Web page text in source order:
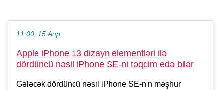
11:00, 15 Апр
Apple iPhone 13 dizayn elementləri ilə
dördüncü nəsil iPhone SE-ni təqdim edə bilər
Gələcək dördüncü nəsil iPhone SE-nin məşhur